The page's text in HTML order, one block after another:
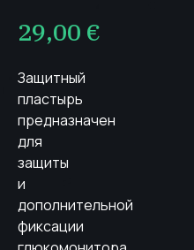
29,00 €
Защитный
пластырь
предназначен
для
защиты
и
дополнительной
фиксации